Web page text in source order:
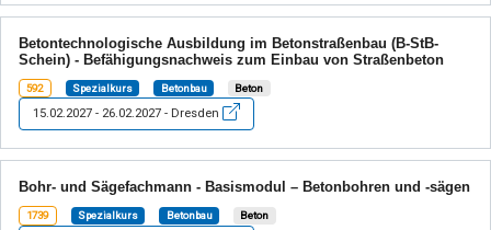
Betontechnologische Ausbildung im Betonstraßenbau (B-StB-
Schein) - Befähigungsnachweis zum Einbau von Straßenbeton
592 Spezialkurs Betonbau Beton
15.02.2027 - 26.02.2027 - Dresden
Bohr- und Sägefachmann - Basismodul – Betonbohren und -sägen
1739 Spezialkurs Betonbau Beton